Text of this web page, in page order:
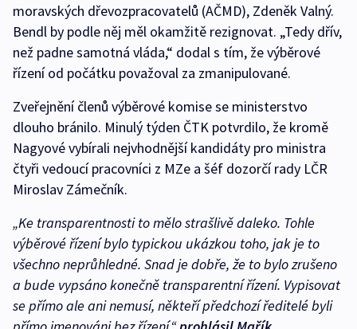
moravských dřevozpracovatelů (AČMD), Zdeněk Valný.
Bendl by podle něj měl okamžitě rezignovat. „Tedy dřív,
než padne samotná vláda,“ dodal s tím, že výběrové
řízení od počátku považoval za zmanipulované.
Zveřejnění členů výběrové komise se ministerstvo
dlouho bránilo. Minulý týden ČTK potvrdilo, že kromě
Nagyové vybírali nejvhodnější kandidáty pro ministra
čtyři vedoucí pracovníci z MZe a šéf dozorčí rady LČR
Miroslav Zámečník.
„Ke transparentnosti to mělo strašlivě daleko. Tohle
výběrové řízení bylo typickou ukázkou toho, jak je to
všechno neprůhledné. Snad je dobře, že to bylo zrušeno
a bude vypsáno konečně transparentní řízení. Vypisovat
se přímo ale ani nemusí, někteří předchozí ředitelé byli